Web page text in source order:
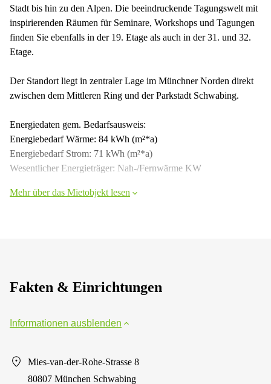
Stadt bis hin zu den Alpen. Die beeindruckende Tagungswelt mit
inspirierenden Räumen für Seminare, Workshops und Tagungen
finden Sie ebenfalls in der 19. Etage als auch in der 31. und 32.
Etage.
Der Standort liegt in zentraler Lage im Münchner Norden direkt
zwischen dem Mittleren Ring und der Parkstadt Schwabing.
Energiedaten gem. Bedarfsausweis:
Energiebedarf Wärme: 84 kWh (m²*a)
Energiebedarf Strom: 71 kWh (m²*a)
Wesentlicher Energieträger: Nah-/Fernwärme KW
Mehr über das Mietobjekt lesen
Fakten & Einrichtungen
Informationen ausblenden
Mies-van-der-Rohe-Strasse 8
80807 München Schwabing